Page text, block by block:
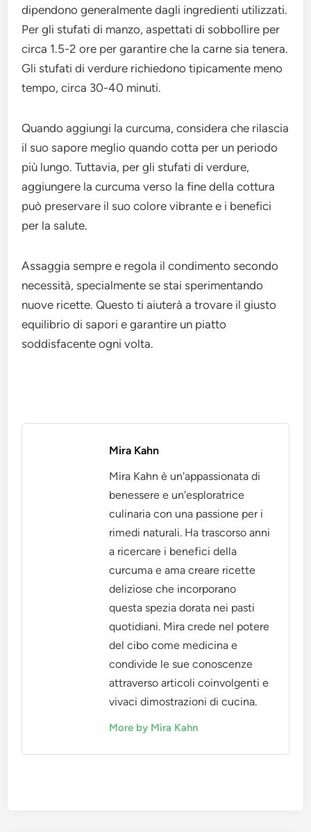
dipendono generalmente dagli ingredienti utilizzati.
Per gli stufati di manzo, aspettati di sobbollire per
circa 1.5-2 ore per garantire che la carne sia tenera.
Gli stufati di verdure richiedono tipicamente meno
tempo, circa 30-40 minuti.
Quando aggiungi la curcuma, considera che rilascia
il suo sapore meglio quando cotta per un periodo
più lungo. Tuttavia, per gli stufati di verdure,
aggiungere la curcuma verso la fine della cottura
può preservare il suo colore vibrante e i benefici
per la salute.
Assaggia sempre e regola il condimento secondo
necessità, specialmente se stai sperimentando
nuove ricette. Questo ti aiuterà a trovare il giusto
equilibrio di sapori e garantire un piatto
soddisfacente ogni volta.
Mira Kahn
Mira Kahn è un'appassionata di
benessere e un'esploratrice
culinaria con una passione per i
rimedi naturali. Ha trascorso anni
a ricercare i benefici della
curcuma e ama creare ricette
deliziose che incorporano
questa spezia dorata nei pasti
quotidiani. Mira crede nel potere
del cibo come medicina e
condivide le sue conoscenze
attraverso articoli coinvolgenti e
vivaci dimostrazioni di cucina.
More by Mira Kahn